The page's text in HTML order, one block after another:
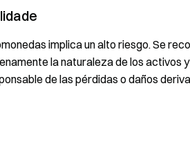
implica un alto riesgo. Se
la naturaleza de los activos
de las pérdidas o daños